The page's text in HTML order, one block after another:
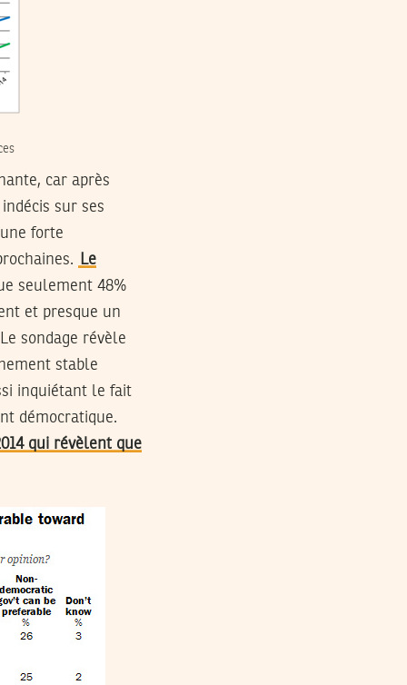
car après
sur ses
forte
Le
seulement 48%
et presque un
sondage révèle
stable
inquiétant le fait
démocratique.
qui révèlent que